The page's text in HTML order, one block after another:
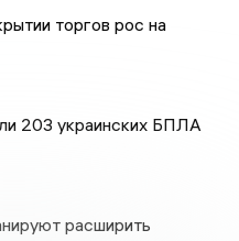
торгов рос на
203 украинских БПЛА
расширить